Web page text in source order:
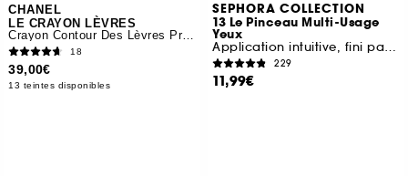
CHANEL
LE CRAYON LÈVRES
Crayon Contour Des Lèvres Précision
18
39,00€
13 teintes disponibles
SEPHORA COLLECTION
13 Le Pinceau Multi-Usage
Yeux
Application intuitive, fini parfait
229
11,99€